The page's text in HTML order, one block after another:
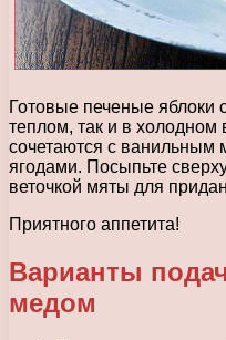
Готовые печеные яблоки
теплом, так и в холодном
сочетаются с
ягодами. Посыпьте
веточкой мяты для
Приятного аппетита!
Варианты
медом